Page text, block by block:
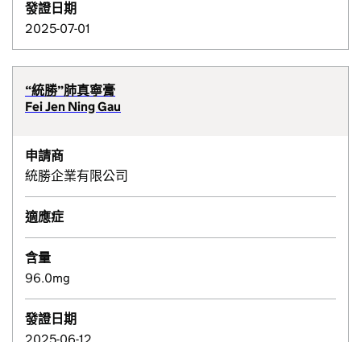
發證日期
2025-07-01
“統勝”肺真寧膏
Fei Jen Ning Gau
申請商
統勝企業有限公司
適應症
含量
96.0mg
發證日期